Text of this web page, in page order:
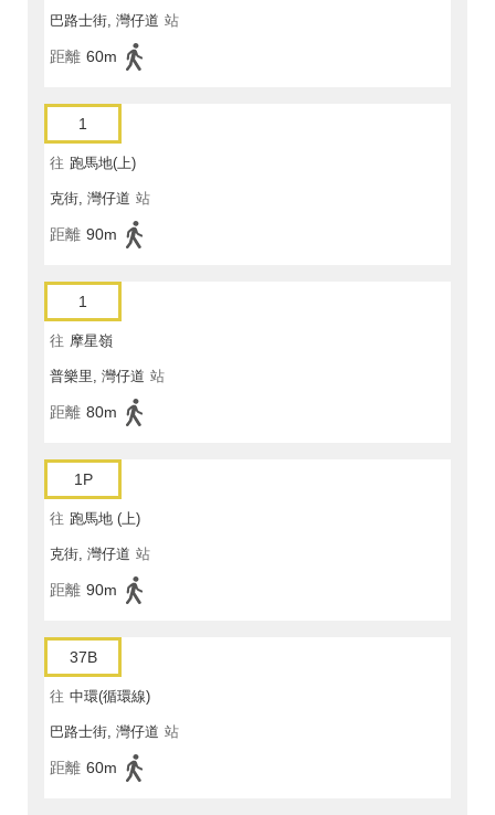
巴路士街, 灣仔道 站
距離 60m
1
往 跑馬地(上)
克街, 灣仔道 站
距離 90m
1
往 摩星嶺
普樂里, 灣仔道 站
距離 80m
1P
往 跑馬地 (上)
克街, 灣仔道 站
距離 90m
37B
往 中環(循環線)
巴路士街, 灣仔道 站
距離 60m